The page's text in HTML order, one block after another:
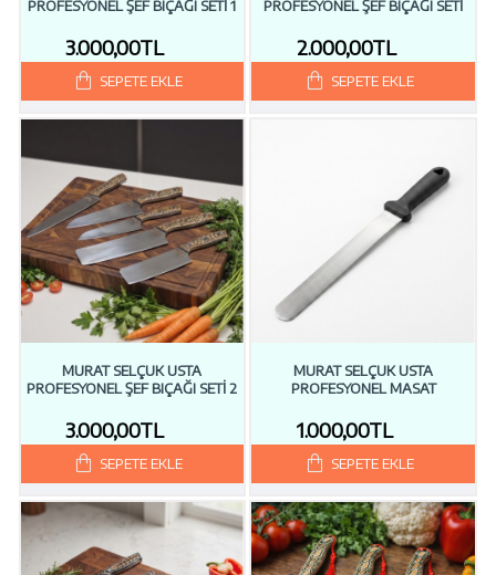
PROFESYONEL ŞEF BIÇAĞI SETİ 1
3.000,00TL
SEPETE EKLE
PROFESYONEL ŞEF BIÇAĞI SETİ
2.000,00TL
SEPETE EKLE
MURAT SELÇUK USTA
PROFESYONEL ŞEF BIÇAĞI SETİ 2
3.000,00TL
SEPETE EKLE
MURAT SELÇUK USTA
PROFESYONEL MASAT
1.000,00TL
SEPETE EKLE